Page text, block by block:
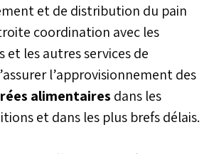
et de distribution du pain
coordination avec les
et les autres services de
l’approvisionnement des
alimentaires dans les
et dans les plus brefs délais.